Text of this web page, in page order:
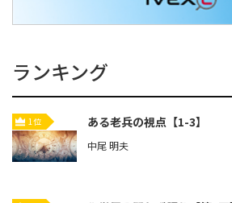
ランキング
1位 ある老兵の視点【1-3】
中尾 明夫